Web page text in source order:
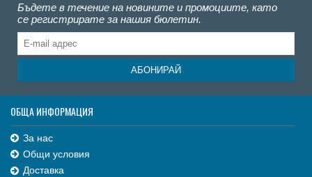
Бъдете в течение на новините и промоциите, като
се регистрирате за нашия бюлетин.
АБОНИРАЙ
ОБЩА ИНФОРМАЦИЯ
За нас
Общи условия
Доставка